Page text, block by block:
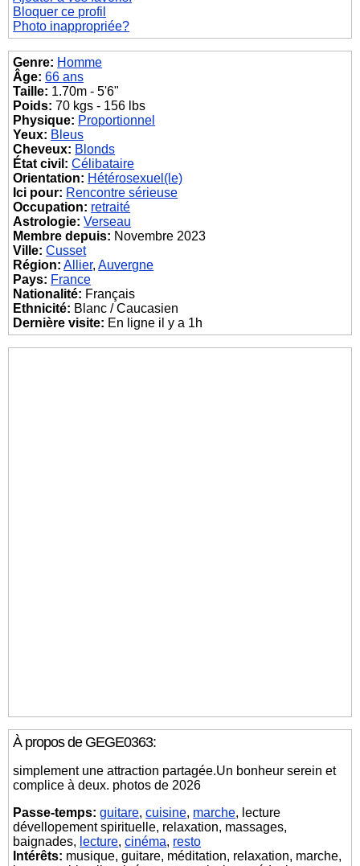
Bloquer ce profil
Photo inappropriée?
Genre: Homme
Âge: 66 ans
Taille: 1.70m - 5'6"
Poids: 70 kgs - 156 lbs
Physique: Proportionnel
Yeux: Bleus
Cheveux: Blonds
État civil: Célibataire
Orientation: Hétérosexuel(le)
Ici pour: Rencontre sérieuse
Occupation: retraité
Astrologie: Verseau
Membre depuis: Novembre 2023
Ville: Cusset
Région: Allier,Auvergne
Pays: France
Nationalité: Français
Ethnicité: Blanc / Caucasien
Dernière visite: En ligne il y a 1h
À propos de GEGE0363:
simplement une attraction partagée.Un bonheur serein et
complice à deux. photos de 2026
Passe-temps: guitare,cuisine, marche, lecture
dévellopement spirituelle, relaxation, massages,
baignades, lecture,cinéma, resto
Intérêts: musique, guitare, méditation, relaxation, marche,